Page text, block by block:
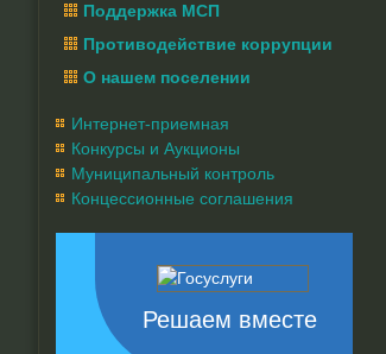
Поддержка МСП
Противодействие коррупции
О нашем поселении
Интернет-приемная
Конкурсы и Аукционы
Муниципальный контроль
Концессионные соглашения
Решаем вместе